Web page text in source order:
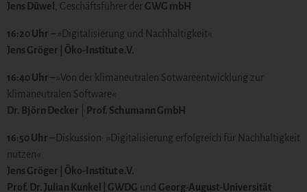
Jens Düwel
, Geschäftsführer der GWG mbH
16:20 Uhr –»Digitalisierung und Nachhaltigkeit«
Jens Gröger | Öko-Institut e.V.
16:40 Uhr –»Von der klimaneutralen Sotwareentwicklung zur
klimaneutralen Software«
Dr. Björn Decker
Prof. Schumann GmbH
16:50 Uhr – Diskussion: »Digitalisierung erfolgreich für Nachhaltigkeit
nutzen«
Jens Gröger | Öko-Institut e.V.
Prof. Dr. Julian Kunkel | GWDG und Georg-August-Universität